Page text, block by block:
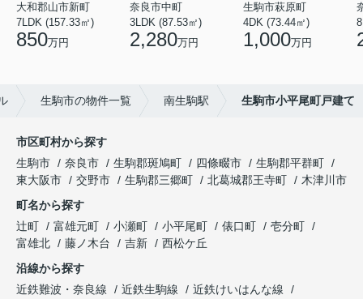
大和郡山市新町
7LDK (157.33㎡)
850万円
奈良市中町
3LDK (87.53㎡)
2,280万円
生駒市萩原町
4DK (73.44㎡)
1,000万円
生駒市の物件一覧 南生駒駅 生駒市小平尾町戸建て
市区町村から探す
生駒市
奈良市 生駒郡斑鳩町 四條畷市
生駒郡平群町
東大阪市
交野市 生駒郡三郷町 北葛城郡王寺町
木津川市
町名から探す
辻町
富雄元町 小瀬町 小平尾町 俵口町
壱分町
富雄北
藤ノ木台 吉新
西松ケ丘
沿線から探す
近鉄難波・奈良線
近鉄生駒線
近鉄けいはんな線